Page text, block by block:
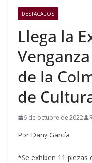
DESTACADOS
Llega la
de la
de
6 de octubre de 2022
Por Dany García
*Se exhiben 11 piezas